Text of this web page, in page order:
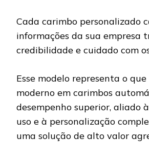
Cada carimbo personalizado
informações da sua empresa
credibilidade e cuidado com
Esse modelo representa o
moderno em carimbos
desempenho superior, aliado
uso e à personalização
uma solução de alto valor